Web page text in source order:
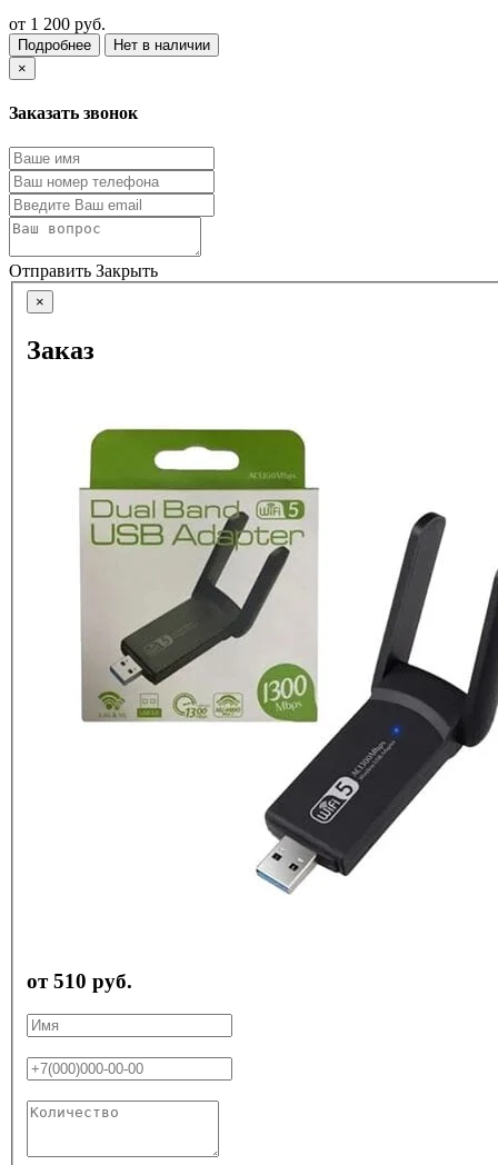
от 1 200 руб.
Подробнее
Нет в наличии
×
Заказать звонок
Отправить Закрыть
×
Заказ
от 510 руб.